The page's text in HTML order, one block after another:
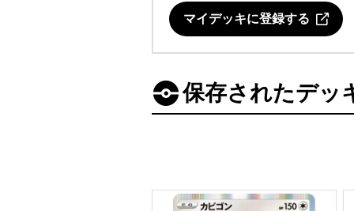
マイデッキに登録する
保存されたデッ